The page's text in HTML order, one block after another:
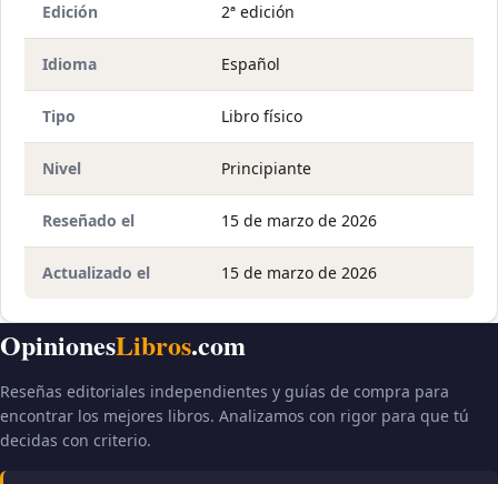
Edición 2ª edición
Idioma Español
Tipo Libro físico
Nivel Principiante
Reseñado el 15 de marzo de 2026
Actualizado el 15 de marzo de 2026
OpinionesLibros.com
Reseñas editoriales independientes y guías de compra para
encontrar los mejores libros. Analizamos con rigor para que tú
decidas con criterio.